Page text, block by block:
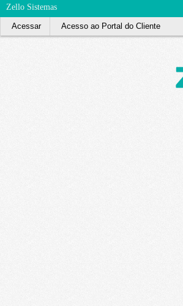
Zello Sistemas
Acessar Acesso ao Portal do Cliente